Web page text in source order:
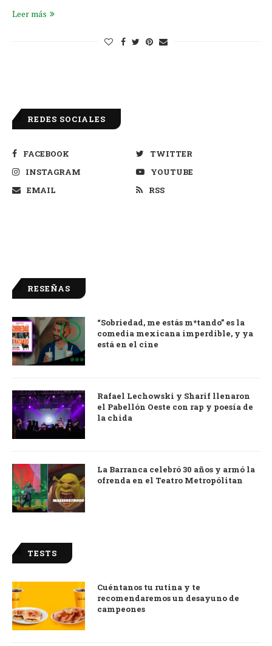
Leer más
REDES SOCIALES
FACEBOOK
TWITTER
INSTAGRAM
YOUTUBE
EMAIL
RSS
RESEÑAS
9.0
“Sobriedad, me estás m*tando” es la
comedia mexicana imperdible, y ya
está en el cine
Rafael Lechowski y Sharif llenaron
el Pabellón Oeste con rap y poesía de
la chida
La Barranca celebró 30 años y armó la
ofrenda en el Teatro Metropólitan
TESTS
Cuéntanos tu rutina y te
recomendaremos un desayuno de
campeones